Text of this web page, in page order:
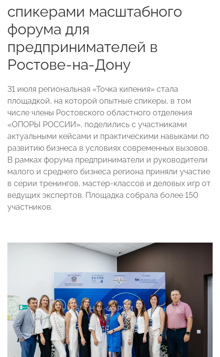
спикерами масштабного
форума для
предпринимателей в
Ростове-на-Дону
31 июля региональная «Точка кипения» стала
площадкой, на которой опытные спикеры, в том
числе члены Ростовского областного отделения
«ОПОРЫ РОССИИ», поделились с участниками
актуальными кейсами и практическими навыками по
развитию бизнеса в условиях современных вызовов.
В рамках форума предприниматели и руководители
малого и среднего бизнеса региона приняли участие
в серии тренингов, мастер-классов и деловых игр от
ведущих экспертов. Площадка собрала более 150
участников.